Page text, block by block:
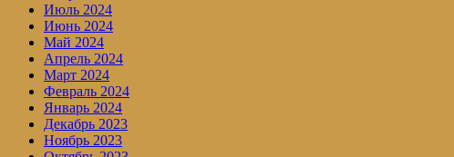
Июль 2024
Июнь 2024
Май 2024
Апрель 2024
Март 2024
Февраль 2024
Январь 2024
Декабрь 2023
Ноябрь 2023